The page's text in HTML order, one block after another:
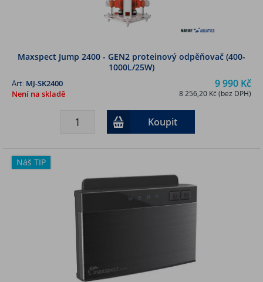
Maxspect Jump 2400 - GEN2 proteinový odpěňovač (400-
1000L/25W)
9 990 Kč
8 256,20 Kč (bez DPH)
Art: MJ-SK2400
Není na skladě
Koupit
Náš TIP